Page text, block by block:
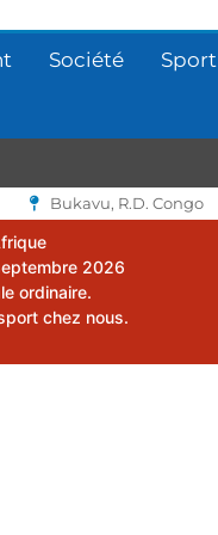
Société Sport
Bukavu, R.D. Congo
2026
ordinaire.
chez nous.